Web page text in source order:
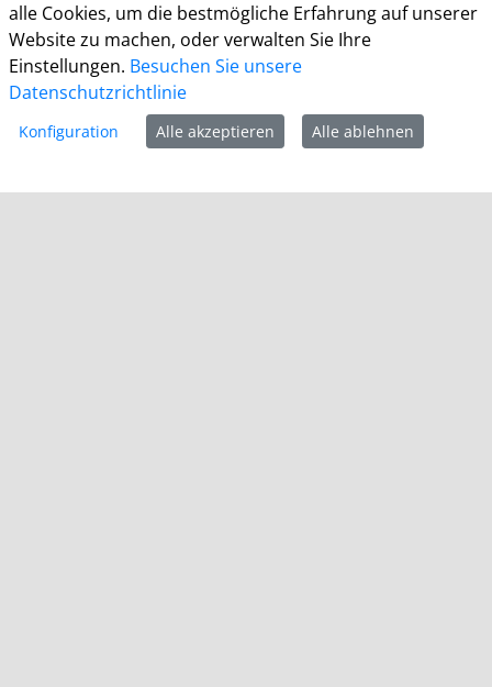
Ein Besuch des Bürgerbüros ist generell nur mit
Terminvereinbarung möglich. Termine können unter
termine.grevenbroich.de
Dokumentabholungen ist keine Terminvereinbarung
notwendig.
alle Cookies, um die bestmögliche Erfahrung auf unserer
Website zu machen, oder verwalten Sie Ihre
Einstellungen. Besuchen Sie unsere
Datenschutzrichtlinie
Konfiguration Alle akzeptieren Alle ablehnen